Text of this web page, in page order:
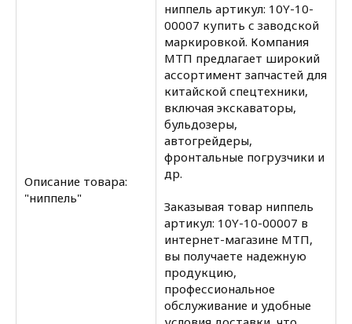
Описание товара:
"ниппель"
ниппель артикул: 10Y-10-
00007 купить с заводской
маркировкой. Компания
МТП предлагает широкий
ассортимент запчастей для
китайской спецтехники,
включая экскаваторы,
бульдозеры,
автогрейдеры,
фронтальные погрузчики и
др.
Заказывая товар ниппель
артикул: 10Y-10-00007 в
интернет-магазине МТП,
вы получаете надежную
продукцию,
профессиональное
обслуживание и удобные